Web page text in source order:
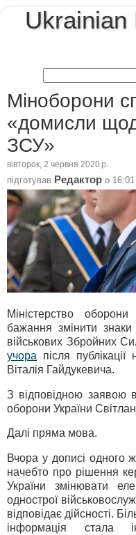
Ukrainian
Міноборони
«домисли
ЗСУ»
вівторок, 2 червня 2020 р.
підготував Редактор о 16:01
Міністерство
бажання змінити знаки
військових Збройних
учора після
Віталія Гайдукевича.
З відповідною заявою
оборони України
Далі пряма мова.
Вчора у дописі одного
начебто про рішення
України змінювати
однострої
відповідає дійсності.
інформація стала